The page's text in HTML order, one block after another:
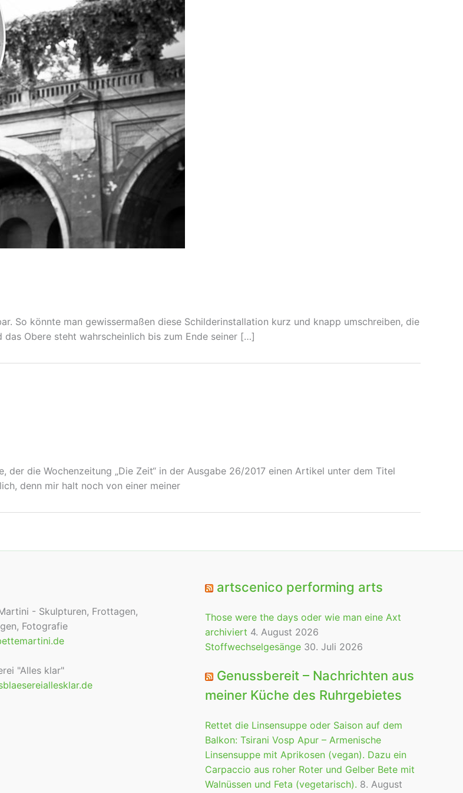
So könnte man gewissermaßen diese Schilderinstallation kurz und knapp umschreiben, die
Obere steht wahrscheinlich bis zum Ende seiner […]
der die Wochenzeitung „Die Zeit“ in der Ausgabe 26/2017 einen Artikel unter dem Titel
denn mir halt noch von einer meiner
- Skulpturen, Frottagen,
Fotografie
"Alles klar"
artscenico performing arts
Those were the days oder wie man eine Axt
archiviert 4. August 2026
Stoffwechselgesänge 30. Juli 2026
Genussbereit – Nachrichten aus
meiner Küche des Ruhrgebietes
Rettet die Linsensuppe oder Saison auf dem
Balkon: Tsirani Vosp Apur – Armenische
Linsensuppe mit Aprikosen (vegan). Dazu ein
Carpaccio aus roher Roter und Gelber Bete mit
Walnüssen und Feta (vegetarisch). 8. August